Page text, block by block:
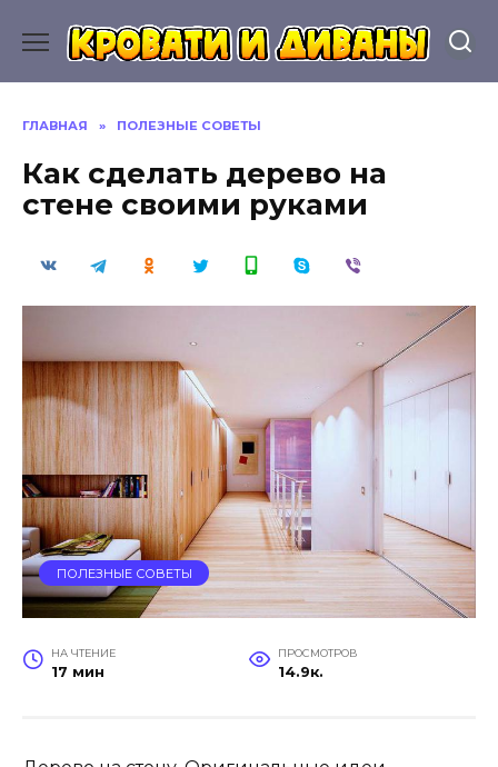
содержанию
ГЛАВНАЯ » ПОЛЕЗНЫЕ СОВЕТЫ
Как сделать дерево на
стене своими руками
ПОЛЕЗНЫЕ СОВЕТЫ
НА ЧТЕНИЕ
17 мин
ПРОСМОТРОВ
14.9к.